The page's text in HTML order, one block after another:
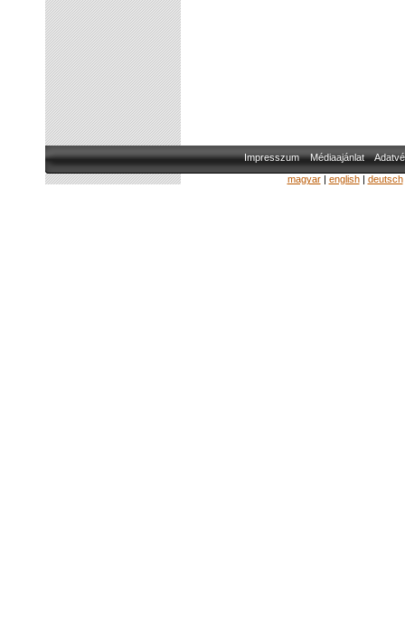
Impresszum Médiaajánlat
magyar| english| deutsch